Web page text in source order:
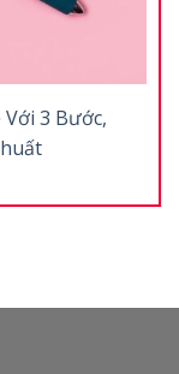
3 Bước,